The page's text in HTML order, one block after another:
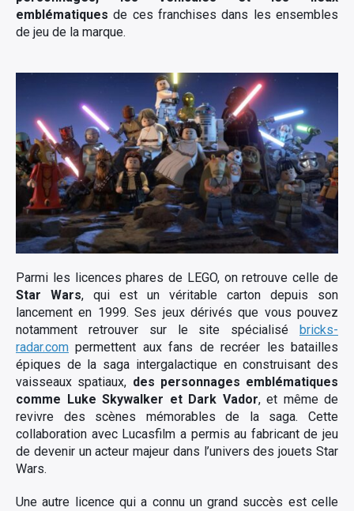
emblématiques de ces franchises dans les ensembles
de jeu de la marque.
Parmi les licences phares de LEGO, on retrouve celle de
Star Wars, qui est un véritable carton depuis son
lancement en 1999. Ses jeux dérivés que vous pouvez
notamment retrouver sur le site spécialisé bricks-
radar.com permettent aux fans de recréer les batailles
épiques de la saga intergalactique en construisant des
vaisseaux spatiaux, des personnages emblématiques
comme Luke Skywalker et Dark Vador, et même de
revivre des scènes mémorables de la saga. Cette
collaboration avec Lucasfilm a permis au fabricant de jeu
de devenir un acteur majeur dans l’univers des jouets Star
Wars.
Une autre licence qui a connu un grand succès est celle
×
Rechercher
: